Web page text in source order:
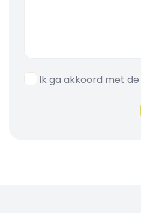
Ik ga akkoord met de